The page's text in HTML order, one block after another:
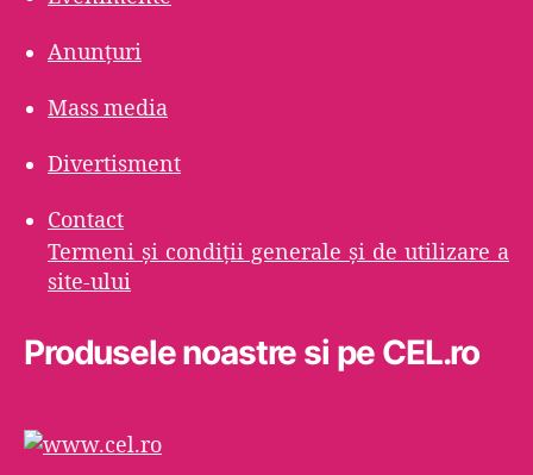
Anunțuri
Mass media
Divertisment
Contact
Termeni şi condiţii generale şi de utilizare a
site-ului
Produsele noastre si pe CEL.ro